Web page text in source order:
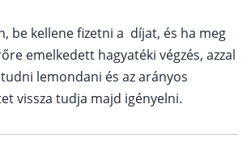
be kellene fizetni a díjat, és ha meg
emelkedett hagyatéki végzés, azzal
lemondani és az arányos
vissza tudja majd igényelni.